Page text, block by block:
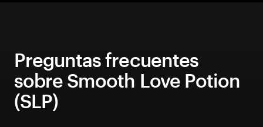
Preguntas frecuentes
sobre Smooth Love Potion
(SLP)